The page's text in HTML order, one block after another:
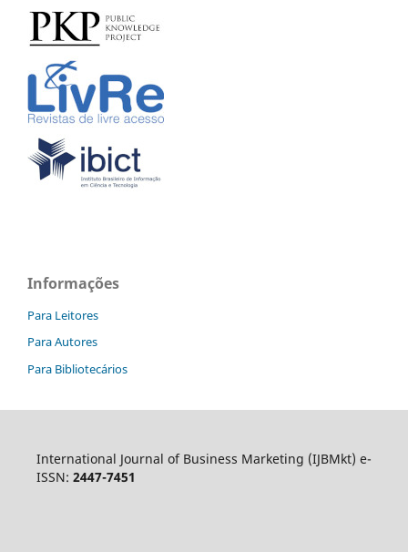
Informações
Para Leitores
Para Autores
Para Bibliotecários
International Journal of Business Marketing (IJBMkt) e-
ISSN: 2447-7451